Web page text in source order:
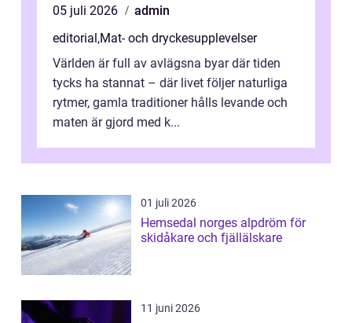
05 juli 2026
admin
editorial ,Mat- och dryckesupplevelser
Världen är full av avlägsna byar där tiden
tycks ha stannat – där livet följer naturliga
rytmer, gamla traditioner hålls levande och
maten är gjord med k...
01 juli 2026
Hemsedal norges alpdröm för
skidåkare och fjällälskare
11 juni 2026